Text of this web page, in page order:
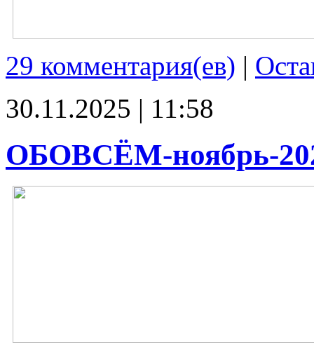
29 комментария(ев) |
30.11.2025 | 11:58
ОБОВСЁМ-ноябрь-